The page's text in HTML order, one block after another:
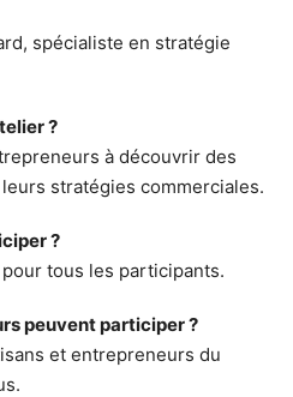
spécialiste en stratégie
?
à découvrir des
stratégies commerciales.
?
tous les participants.
peuvent participer ?
et entrepreneurs du